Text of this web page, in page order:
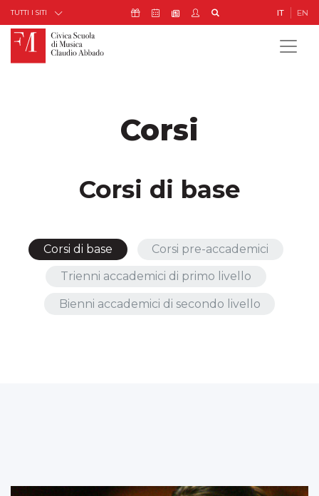
Skip to Content
TUTTI I SITI Icona Sostienici
Icona Calendario Eventi
Icona Newsletter
Icona My Civica IT EN
Corsi
Corsi di base
Corsi di base Corsi pre-accademici
Trienni accademici di primo livello
Bienni accademici di secondo livello